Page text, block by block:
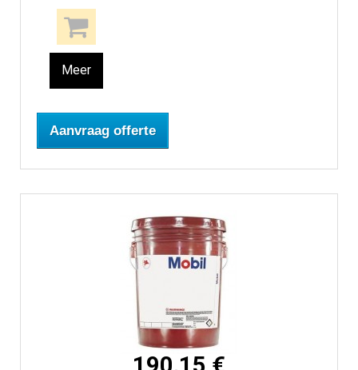
Meer
Aanvraag offerte